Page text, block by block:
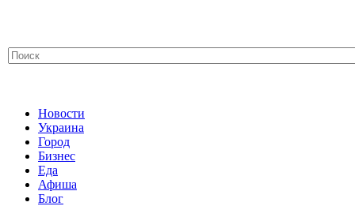
Новости
Украина
Город
Бизнес
Еда
Афиша
Блог